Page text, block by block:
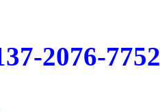
2076-7752